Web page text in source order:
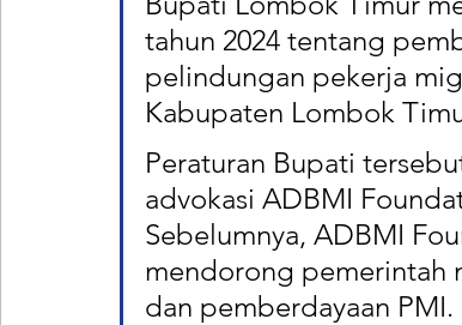
tahun 2024 tentang
pelindungan pekerja
Kabupaten Lombok
Peraturan Bupati
advokasi ADBMI
Sebelumnya, ADBMI
mendorong pemerintah
dan pemberdayaan PMI.